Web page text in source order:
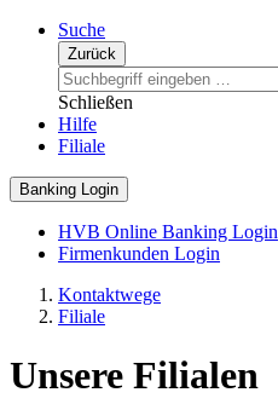
Suche
Zurück
Schließen
Hilfe
Filiale
Banking Login
HVB Online Banking Login
Firmenkunden Login
Kontaktwege
Filiale
Unsere Filialen